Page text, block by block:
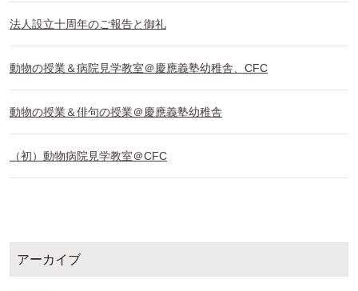
法人設立十周年のご報告と御礼
動物の授業＆病院見学教室＠慶應義塾幼稚舎、CFC
動物の授業＆俳句の授業＠慶應義塾幼稚舎
（初）動物病院見学教室＠CFC
アーカイブ